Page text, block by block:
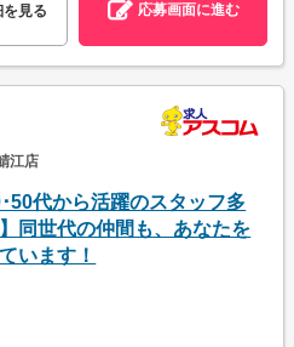
を見る 応募画面に進む
江店
･50代から活躍のスタッフ多
同世代の仲間も、あなたを
います！